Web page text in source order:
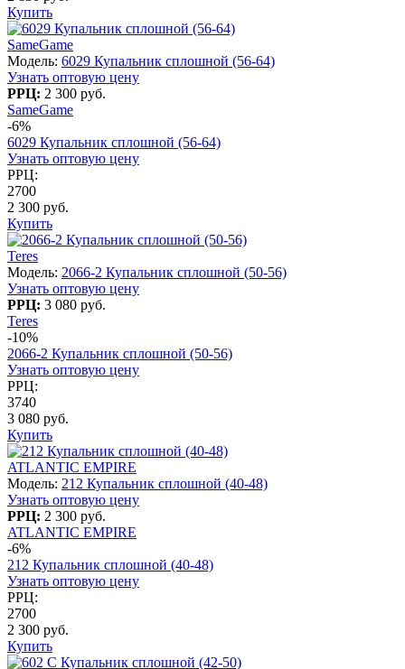
Купить
SameGame
Модель: 6029 Купальник сплошной (56-64)
Узнать оптовую цену
РРЦ: 2 300 руб.
SameGame
-6%
6029 Купальник сплошной (56-64)
Узнать оптовую цену
РРЦ:
2700
2 300 руб.
Купить
Teres
Модель: 2066-2 Купальник сплошной (50-56)
Узнать оптовую цену
РРЦ: 3 080 руб.
Teres
-10%
2066-2 Купальник сплошной (50-56)
Узнать оптовую цену
РРЦ:
3740
3 080 руб.
Купить
ATLANTIC EMPIRE
Модель: 212 Купальник сплошной (40-48)
Узнать оптовую цену
РРЦ: 2 300 руб.
ATLANTIC EMPIRE
-6%
212 Купальник сплошной (40-48)
Узнать оптовую цену
РРЦ:
2700
2 300 руб.
Купить